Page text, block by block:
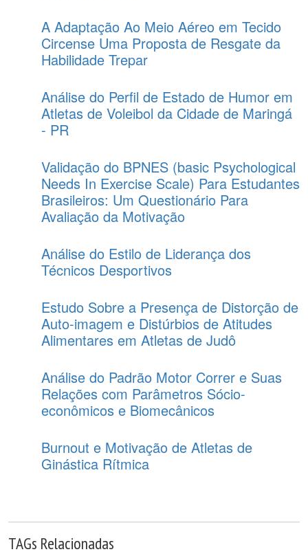
A Adaptação Ao Meio Aéreo em Tecido
Circense Uma Proposta de Resgate da
Habilidade Trepar
Análise do Perfil de Estado de Humor em
Atletas de Voleibol da Cidade de Maringá
- PR
Validação do BPNES (basic Psychological
Needs In Exercise Scale) Para Estudantes
Brasileiros: Um Questionário Para
Avaliação da Motivação
Análise do Estilo de Liderança dos
Técnicos Desportivos
Estudo Sobre a Presença de Distorção de
Auto-imagem e Distúrbios de Atitudes
Alimentares em Atletas de Judô
Análise do Padrão Motor Correr e Suas
Relações com Parâmetros Sócio-
econômicos e Biomecânicos
Burnout e Motivação de Atletas de
Ginástica Rítmica
TAGs Relacionadas